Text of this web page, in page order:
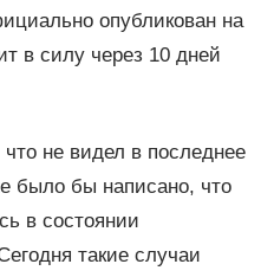
опубликован на
в силу через 10 дней
не видел в последнее
было бы написано, что
в состоянии
такие случаи